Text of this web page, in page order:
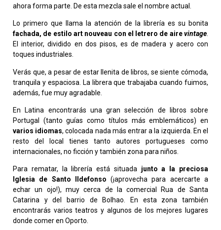
ahora forma parte. De esta mezcla sale el nombre actual.
Lo primero que llama la atención de la librería es su bonita
fachada, de estilo art nouveau con el letrero de airevintage.
El interior, dividido en dos pisos, es de madera y acero con
toques industriales.
Verás que, a pesar de estar llenita de libros, se siente cómoda,
tranquila y espaciosa. La librera que trabajaba cuando fuimos,
además, fue muy agradable.
En Latina encontrarás una gran selección de libros sobre
Portugal (tanto guías como títulos más emblemáticos) en
varios idiomas, colocada nada más entrar a la izquierda. En el
resto del local tienes tanto autores portugueses como
internacionales, no ficción y también zona para niños.
Para rematar, la librería está situada junto a la preciosa
Iglesia de Santo Ildefonso (¡aprovecha para acercarte a
echar un ojo!), muy cerca de la comercial Rua de Santa
Catarina y del barrio de Bolhao. En esta zona también
encontrarás varios teatros y algunos de los mejores lugares
donde comer en Oporto.